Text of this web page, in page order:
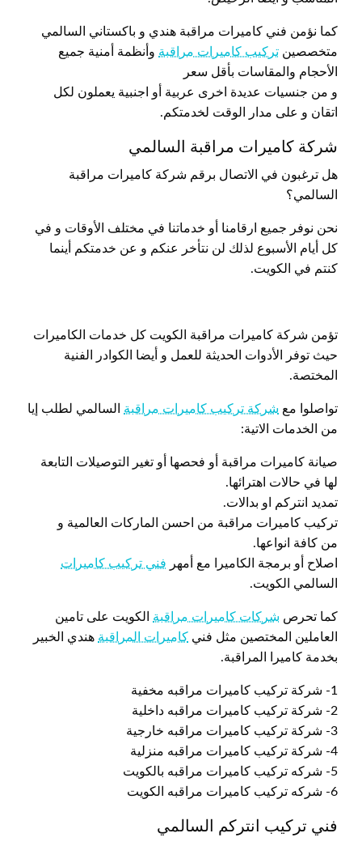
كما نؤمن فني كاميرات مراقبة هندي و باكستاني السالمي
متخصصين تركيب كاميرات مراقبة وأنظمة أمنية جميع
الأحجام والمقاسات بأقل سعر
و من جنسيات عديدة اخرى عربية أو اجنبية يعملون لكل
اتقان و على مدار الوقت لخدمتكم.
شركة كاميرات مراقبة السالمي
هل ترغبون في الاتصال برقم شركة كاميرات مراقبة
السالمي؟
نحن نوفر جميع ارقامنا أو خدماتنا في مختلف الأوقات و في
كل أيام الأسبوع لذلك لن نتأخر عنكم و عن خدمتكم أينما
كنتم في الكويت.
تؤمن شركة كاميرات مراقبة الكويت كل خدمات الكاميرات
حيث توفر الأدوات الحديثة للعمل و أيضا الكوادر الفنية
المختصة.
تواصلوا مع شركة تركيب كاميرات مراقبة السالمي لطلب إيا
من الخدمات الاتية:
صيانة كاميرات مراقبة أو فحصها أو تغير التوصيلات التابعة
لها في حالات اهترائها.
تمديد انتركم او بدالات.
تركيب كاميرات مراقبة من احسن الماركات العالمية و
من كافة انواعها.
اصلاح أو برمجة الكاميرا مع أمهر فني تركيب كاميرات
السالمي الكويت.
كما تحرص شركات كاميرات مراقبة الكويت على تامين
العاملين المختصين مثل فني كاميرات المراقبة هندي الخبير
بخدمة كاميرا المراقبة.
1- شركة تركيب كاميرات مراقبه مخفية
2- شركة تركيب كاميرات مراقبه داخلية
3- شركة تركيب كاميرات مراقبه خارجية
4- شركة تركيب كاميرات مراقبه منزلية
5- شركه تركيب كاميرات مراقبه بالكويت
6- شركه تركيب كاميرات مراقبه الكويت
فني تركيب انتركم السالمي